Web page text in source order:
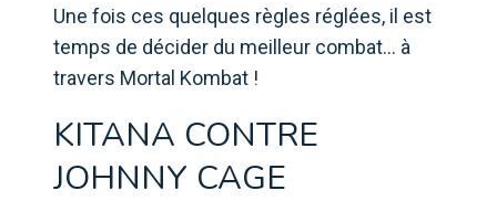
Une fois ces quelques règles réglées, il est
temps de décider du meilleur combat… à
travers Mortal Kombat !
KITANA CONTRE
JOHNNY CAGE